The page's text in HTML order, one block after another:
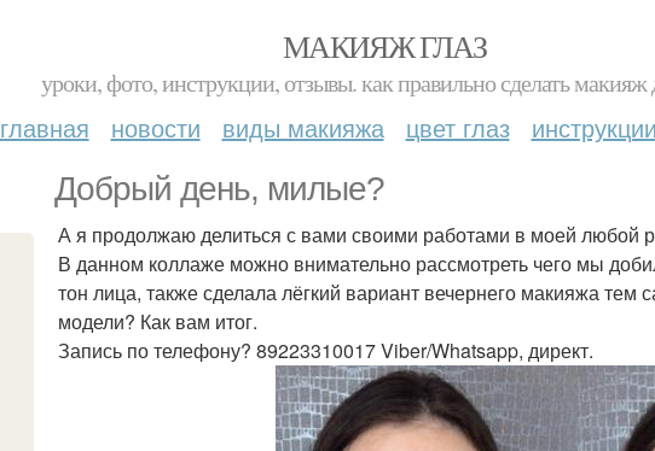
МАКИЯЖ ГЛАЗ
уроки, фото, инструкции, отзывы. как правильно сделать макияж
главная новости виды макияжа цвет глаз
Добрый день, милые?
А я продолжаю делиться с вами своими работами в моей любой
В данном коллаже можно внимательно рассмотреть чего мы
тон лица, также сделала лёгкий вариант вечернего макияжа
модели? Как вам итог.
Запись по телефону? 89223310017 Viber/Whatsapp, директ.